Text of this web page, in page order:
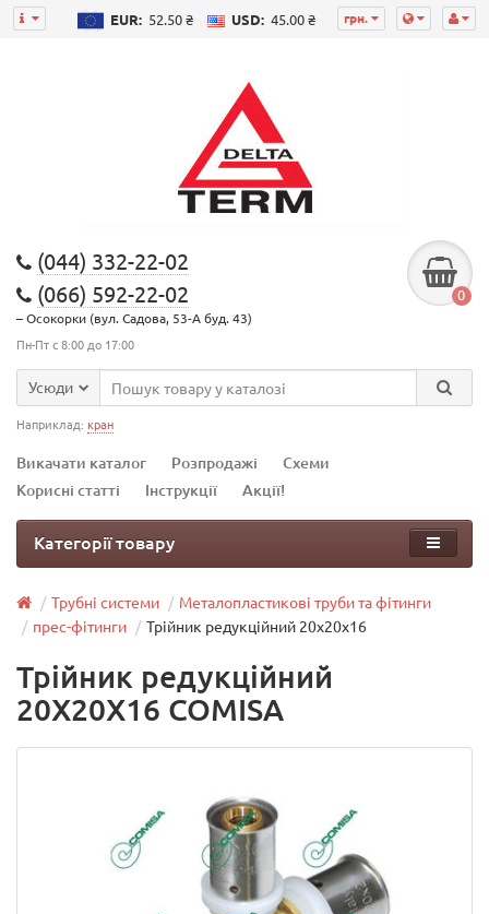
грн.
EUR: 52.50 ₴ USD: 45.00 ₴
(044) 332-22-02
(066) 592-22-02
– Осокорки (вул. Садова, 53-А буд. 43)
Пн-Пт с 8:00 до 17:00
0
Усюди
Наприклад: кран
Викачати каталог Розпродажі
Схеми
Корисні статті
Інструкції Акції!
Категорії товару
Трубні системи
Металопластикові труби та фітинги
прес-фітинги
Трійник редукційний 20х20х16
Трійник редукційний
20Х20Х16 COMISA